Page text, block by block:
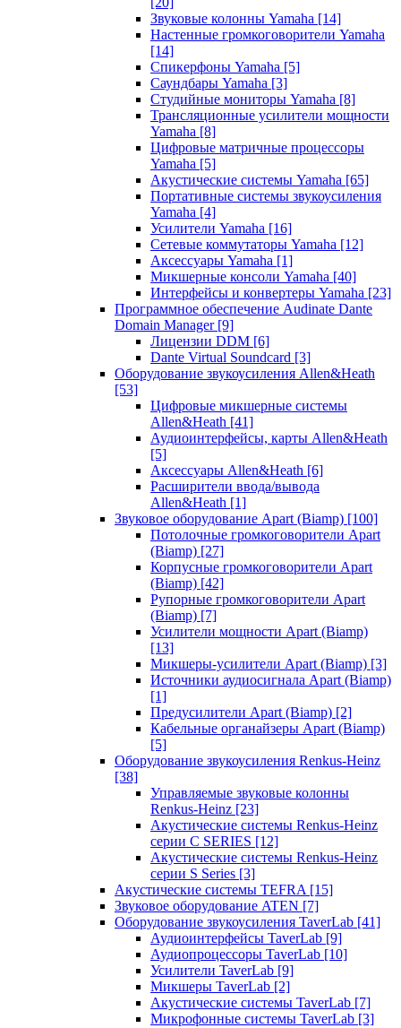
Звуковые колонны Yamaha [14]
Настенные громкоговорители Yamaha
[14]
Спикерфоны Yamaha [5]
Саундбары Yamaha [3]
Студийные мониторы Yamaha [8]
Трансляционные усилители мощности
Yamaha [8]
Цифровые матричные процессоры
Yamaha [5]
Акустические системы Yamaha [65]
Портативные системы звукоусиления
Yamaha [4]
Усилители Yamaha [16]
Сетевые коммутаторы Yamaha [12]
Аксессуары Yamaha [1]
Микшерные консоли Yamaha [40]
Интерфейсы и конвертеры Yamaha [23]
Программное обеспечение Audinate Dante
Domain Manager [9]
Лицензии DDM [6]
Dante Virtual Soundcard [3]
Оборудование звукоусиления Allen&Heath
[53]
Цифровые микшерные системы
Allen&Heath [41]
Аудиоинтерфейсы, карты Allen&Heath
[5]
Аксессуары Allen&Heath [6]
Расширители ввода/вывода
Allen&Heath [1]
Звуковое оборудование Apart (Biamp) [100]
Потолочные громкоговорители Apart
(Biamp) [27]
Корпусные громкоговорители Apart
(Biamp) [42]
Рупорные громкоговорители Apart
(Biamp) [7]
Усилители мощности Apart (Biamp)
[13]
Микшеры-усилители Apart (Biamp) [3]
Источники аудиосигнала Apart (Biamp)
[1]
Предусилители Apart (Biamp) [2]
Кабельные органайзеры Apart (Biamp)
[5]
Оборудование звукоусиления Renkus-Heinz
[38]
Управляемые звуковые колонны
Renkus-Heinz [23]
Акустические системы Renkus-Heinz
серии C SERIES [12]
Акустические системы Renkus-Heinz
серии S Series [3]
Акустические системы TEFRA [15]
Звуковое оборудование ATEN [7]
Оборудование звукоусиления TaverLab [41]
Аудиоинтерфейсы TaverLab [9]
Аудиопроцессоры TaverLab [10]
Усилители TaverLab [9]
Микшеры TaverLab [2]
Акустические системы TaverLab [7]
Микрофонные системы TaverLab [3]